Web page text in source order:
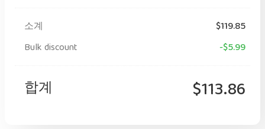
소계
$119.85
Bulk discount
-$5.99
합계 $113.86